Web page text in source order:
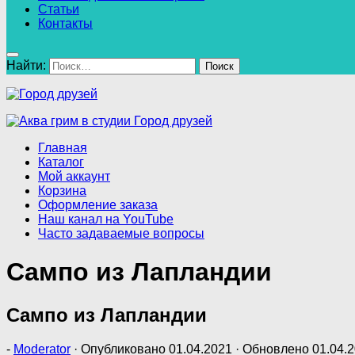
Статьи
Контакты
Найти:
Главная
Каталог
Мой аккаунт
Корзина
Оформление заказа
Наш канал на YouTube
Часто задаваемые вопросы
Сампо из Лапландии
Сампо из Лапландии
- Moderator · Опубликовано 01.04.2021 · Обновлено